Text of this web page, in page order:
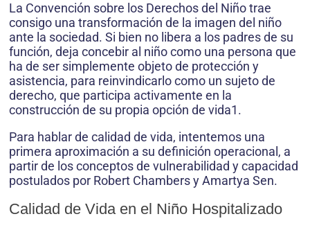
La Convención sobre los Derechos del Niño trae
consigo una transformación de la imagen del niño
ante la sociedad. Si bien no libera a los padres de su
función, deja concebir al niño como una persona que
ha de ser simplemente objeto de protección y
asistencia, para reinvindicarlo como un sujeto de
derecho, que participa activamente en la
construcción de su propia opción de vida1.
Para hablar de calidad de vida, intentemos una
primera aproximación a su definición operacional, a
partir de los conceptos de vulnerabilidad y capacidad
postulados por Robert Chambers y Amartya Sen.
Calidad de Vida en el Niño Hospitalizado